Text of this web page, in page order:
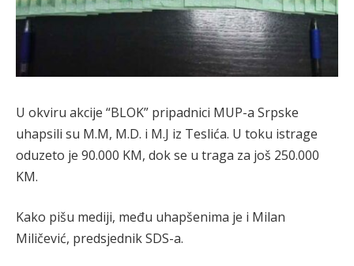
U okviru akcije “BLOK” pripadnici MUP-a Srpske
uhapsili su M.M, M.D. i M.J iz Teslića. U toku istrage
oduzeto je 90.000 KM, dok se u traga za još 250.000
KM.
Kako pišu mediji, među uhapšenima je i Milan
Miličević, predsjednik SDS-a.